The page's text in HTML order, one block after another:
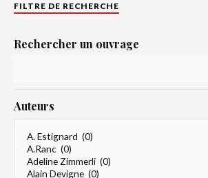
FILTRE DE RECHERCHE
Rechercher un ouvrage
Auteurs